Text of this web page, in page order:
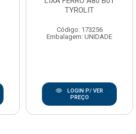
TYROLIT
Código: 173256
Embalagem: UNIDADE
LOGIN P/ VER
PREÇO